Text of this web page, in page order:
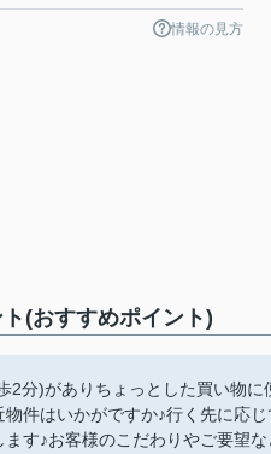
情報の見方
(おすすめポイント)
2分)がありちょっとした買い物
件はいかがですか♪行く先に応
す♪お客様のこだわりやご要望